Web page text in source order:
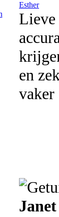
Esther
Lieve
en
vaker
Janet